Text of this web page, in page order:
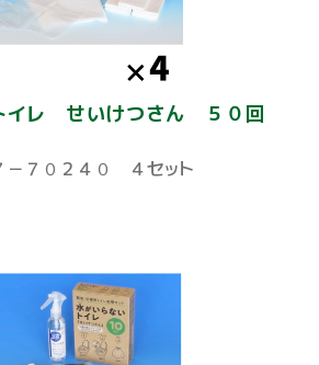
イレ せいけつさん ５０回
－７０２４０ ４セット